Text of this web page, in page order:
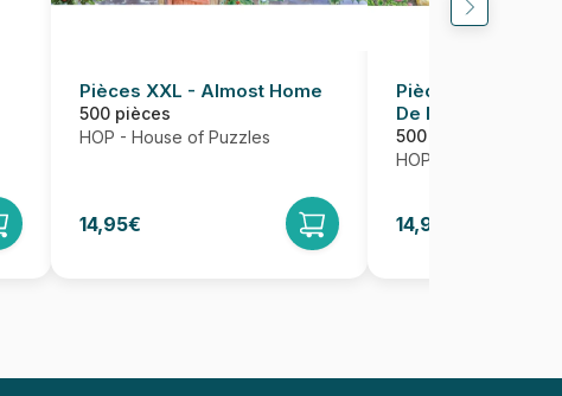
Pièces XXL - Almost Home
500 pièces
HOP - House of Puzzles
14,95€
Pièces XXL -
De Mer
500 pièces
HOP - House of
14,95€